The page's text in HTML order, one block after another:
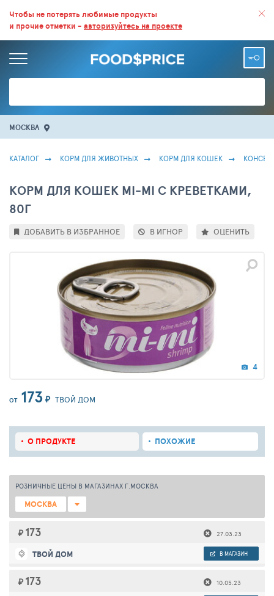
ВСЕ СКИДКИ И ВЫГОДНЫЕ ЦЕНЫ НА ПРОДУКТЫ В МАГАЗИНАХ.
БОЛЬШЕ 100 000 ТОВАРОВ. ЕЖЕДНЕВНОЕ ОБНОВЛЕНИЕ ЦЕН.
Чтобы не потерять любимые продукты
и прочие отметки - авторизуйтесь на проекте
МОСКВА
КАТАЛОГ КОРМ ДЛЯ ЖИВОТНЫХ КОРМ ДЛЯ КОШЕК
КОРМ ДЛЯ КОШЕК MI-MI С КРЕВЕТКАМИ,
80Г
4
ОТ 173 ₽ ТВОЙ ДОМ
ДОБАВИТЬ В ИЗБРАННОЕ В ИГНОР ОЦЕНИТЬ
О ПРОДУКТЕ ПОХОЖИЕ
РОЗНИЧНЫЕ ЦЕНЫ В МАГАЗИНАХ Г.МОСКВА
МОСКВА
₽ 173 27.03.23
ТВОЙ ДОМ В МАГАЗИН
₽ 173 10.05.23